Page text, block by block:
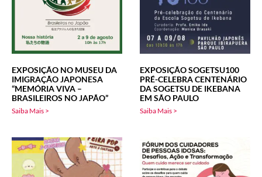
EXPOSIÇÃO NO MUSEU DA
IMIGRAÇÃO JAPONESA
“MEMÓRIA VIVA –
BRASILEIROS NO JAPÃO”
Saiba Mais >
EXPOSIÇÃO SOGETSU100
PRÉ-CELEBRA CENTENÁRIO
DA SOGETSU DE IKEBANA
EM SÃO PAULO
Saiba Mais >